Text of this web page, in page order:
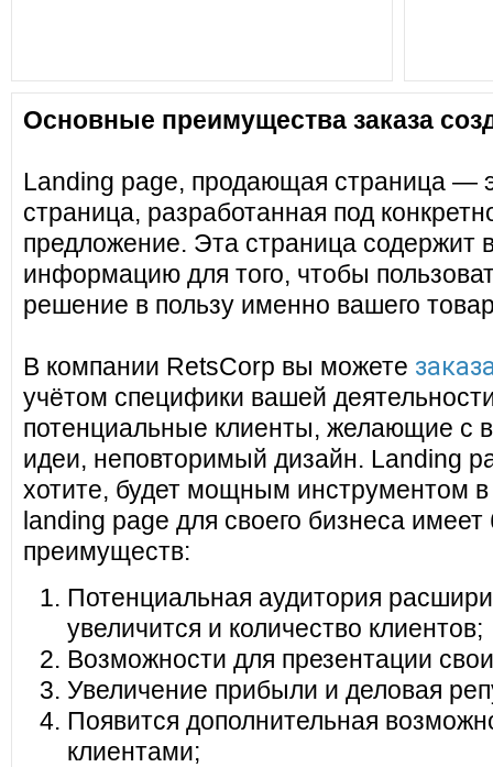
Основные преимущества заказа
Landing page, продающая страница —
страница, разработанная под
предложение. Эта страница содержит
информацию для того, чтобы
решение в пользу именно вашего
В компании RetsCorp вы можете
учётом специфики вашей
потенциальные клиенты, желающие с
идеи, неповторимый дизайн. Landing
хотите, будет мощным инструментом
landing page для своего бизнеса
преимуществ:
Потенциальная аудитория
увеличится и количество клиентов;
Возможности для презентации
Увеличение прибыли и деловая
Появится дополнительная
клиентами;